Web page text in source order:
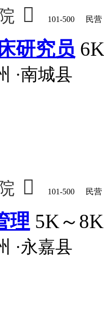
 101-500 民营
研究员
·南城县
 101-500 民营
理 5K～8K
·永嘉县